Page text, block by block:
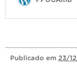
Publicado em 23/